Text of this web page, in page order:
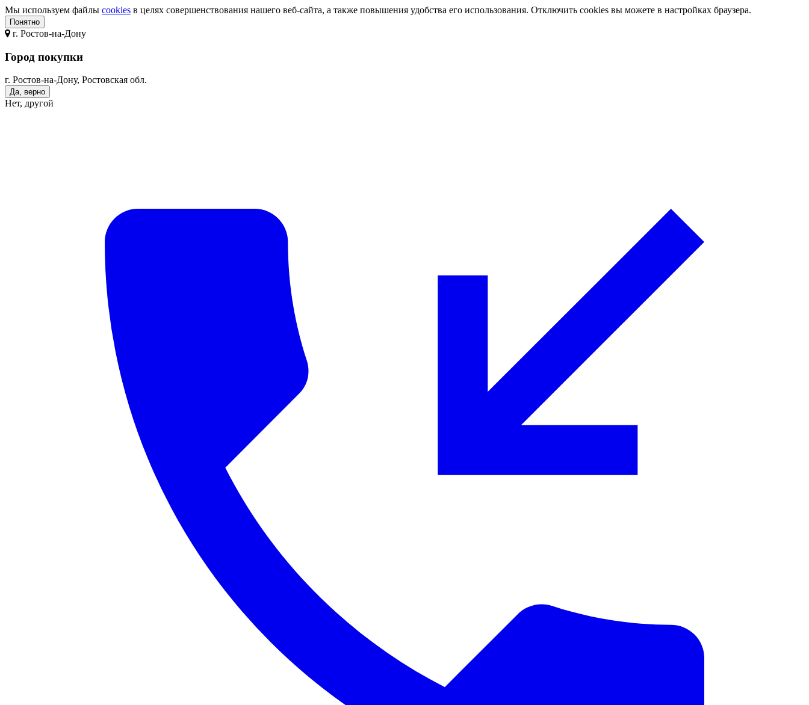
Мы используем файлы cookies в целях совершенствования нашего веб-сайта, а также повышения удобства его использования. Отключить cookies вы можете в настройках браузера.
Понятно
г. Ростов-на-Дону
Город покупки
г. Ростов-на-Дону, Ростовская обл.
Да, верно
Нет, другой